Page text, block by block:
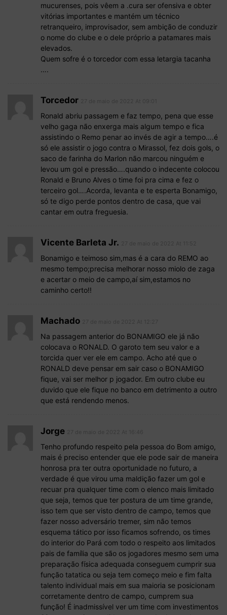
mucurenses, pois vêem a .cura ser ofensiva e obter
vitórias importantes e mantém um técnico
retranqueiro, improvisador, sem ambição de conduzir
o nome do clube e o dele próprio a patamares mais
elevados.
Quem sofre é o torcedor com essa letargia tacanha
….
Torcedor
Ronald abriu passagem e faz tempo, pena que esse
velho gaga não enxerga mais algum tempo e fica
assistindo o Remo penar ao invés de agir a tempo….é
só ele assistir o jogo contra o Mirassol, fez dois gols, o
saco de farinha do Marlon não marcou ninguém e
levou um gol e pressão….quando o indecente colocou
Ronald e Bruno Alves o time foi pra cima e fez o
terceiro gol….Acorda, levanta e te esperta Bonamigo,
só te digo perde pontos dentro de casa, que vai
cantar em outra freguesia.
Vicente Barleta Jr.
Bonamigo e teimoso sim,mas é a cara do REMO ao
mesmo tempo;precisa melhorar nosso miolo de zaga
e acertar o meio de campo,aí sim,estamos no
caminho certo!!
Machado
Na passagem anterior do BONAMIGO ele já não
colocava o RONALD. O garoto tem seu valor e a
torcida quer ver ele em campo. Acho até que o
RONALD deve pensar em sair caso o BONAMIGO
fique, vai ser melhor p jogador. Em outro clube eu
duvido que ele fique no banco em detrimento a outro
que está rendendo menos.
Jorge
Tenho profundo respeito pela pessoa do Bom amigo,
mais é preciso entender que ele pode sair de maneira
honrosa pra ter outra oportunidade no futuro, a
verdade é que virou uma maldição fazer um gol e
recuar pra qualquer time com o elenco mais limitado
que seja, temos que ter postura de um time grande,
isso tem que ser visto dentro de campo, temos que
fazer nosso adversário tremer, sim não temos
esquema tático por isso ficamos sofrendo, os times
do interior do Pará com todo o respeito aos limitados
pais de família que são os jogadores mesmo sem uma
preparação física adequada conseguem cumprir sua
função tatatica ou seja tem começo meio e fim falta
talento individual mais em sua maioria se posicionam
corretamente dentro de campo, cumprem sua
função! É inadmissível ver um time com investimentos